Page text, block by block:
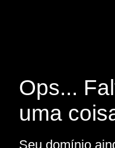
Ops...
uma
Seu domínio